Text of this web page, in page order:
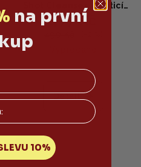
Shot Cleanser - Čisticí
pěna na obličej s Cica
477 Kč
Detail
Akce
na první
10%